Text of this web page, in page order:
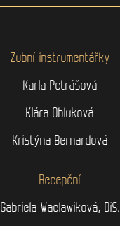
Zubní instrumentářky
Karla Petrášová
Klára Obluková
Kristýna Bernardová
Recepční
Gabriela Waclawiková, DiS.